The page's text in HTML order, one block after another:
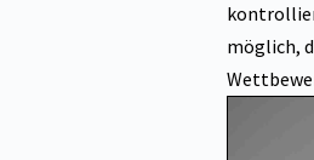
möglich,